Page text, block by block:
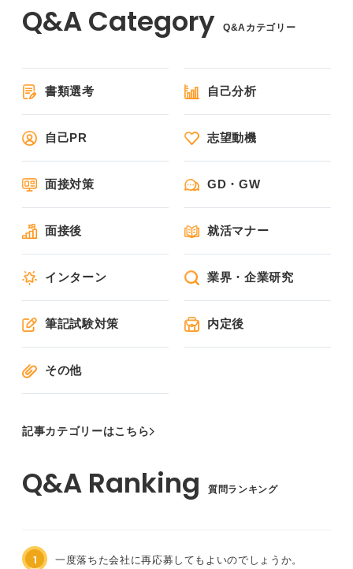
Q&Aカテゴリー
書類選考 自己分析
自己PR 志望動機
面接対策 GD・GW
面接後 就活マナー
インターン 業界・企業研究
筆記試験対策 内定後
その他
記事カテゴリーはこちら
質問ランキング
1 一度落ちた会社に再応募してもよいのでしょうか。